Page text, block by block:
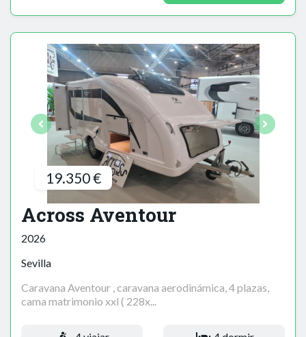
19.350 €
Across Aventour
2026
Sevilla
Caravana Aventour , caravana aerodinámica, 4 plazas,
cama matrimonio xxl ( 228x...